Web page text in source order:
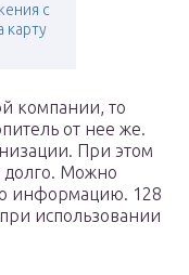
с
карту
компании, то
от нее же.
При этом
долго. Можно
информацию. 128
использовании